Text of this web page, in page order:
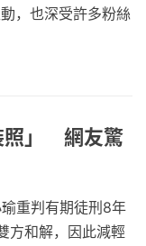
，也深受許多粉絲
照」 網友驚
重判有期徒刑8年
方和解，因此減輕